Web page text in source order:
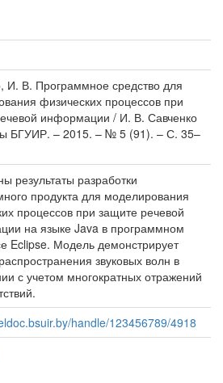
И. В. Программное средство для
физических процессов при
информации / И. В. Савченко
БГУИР. – 2015. – № 5 (91). – С. 35–
результаты разработки
продукта для моделирования
процессов при защите речевой
на языке Java в программном
Eclipse. Модель демонстрирует
звуковых волн в
с учетом многократных отражений
handle/123456789/4918